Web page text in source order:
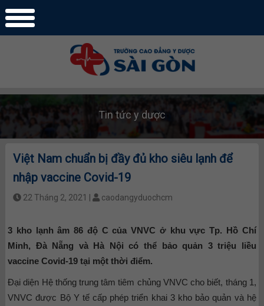
Tin tức y dược
Việt Nam chuẩn bị đầy đủ kho siêu lạnh để
nhập vaccine Covid-19
22 Tháng 2, 2021 | caodangyduochcm
3 kho lạnh âm 86 độ C của VNVC ở khu vực Tp. Hồ Chí
Minh, Đà Nẵng và Hà Nội có thể bảo quản 3 triệu liều
vaccine Covid-19 tại một thời điểm.
Đại diện Hệ thống trung tâm tiêm chủng VNVC cho biết, tháng 1,
VNVC được Bộ Y tế cấp phép triển khai 3 kho bảo quản và hệ